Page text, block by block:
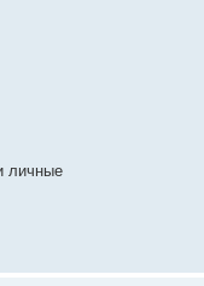
личные